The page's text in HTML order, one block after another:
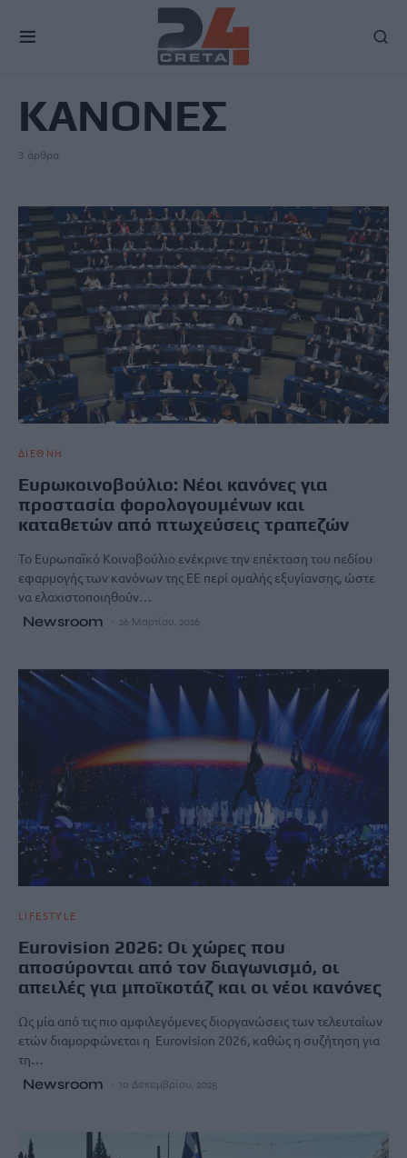
ΚΑΝΟΝΕΣ
3 άρθρα
ΔΙΕΘΝΗ
Ευρωκοινοβούλιο: Νέοι κανόνες για
προστασία φορολογουμένων και
καταθετών από πτωχεύσεις τραπεζών
Το Ευρωπαϊκό Κοινοβούλιο ενέκρινε την επέκταση του πεδίου
εφαρμογής των κανόνων της ΕΕ περί ομαλής εξυγίανσης, ώστε
να ελαχιστοποιηθούν…
Newsroom 26 Μαρτίου, 2026
LIFESTYLE
Eurovision 2026: Οι χώρες που
αποσύρονται από τον διαγωνισμό, οι
απειλές για μποϊκοτάζ και οι νέοι κανόνες
Ως μία από τις πιο αμφιλεγόμενες διοργανώσεις των τελευταίων
ετών διαμορφώνεται η Eurovision 2026, καθώς η συζήτηση για
τη…
Newsroom 10 Δεκεμβρίου, 2025